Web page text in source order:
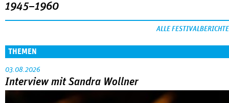
1945–1960
ALLE FESTIVALBERICHTE
THEMEN
03.08.2026
Interview mit Sandra Wollner